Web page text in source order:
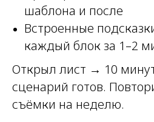
шаблона и после
Встроенные
каждый блок за 1–2
Открыл лист → 10
сценарий готов.
съёмки на неделю.